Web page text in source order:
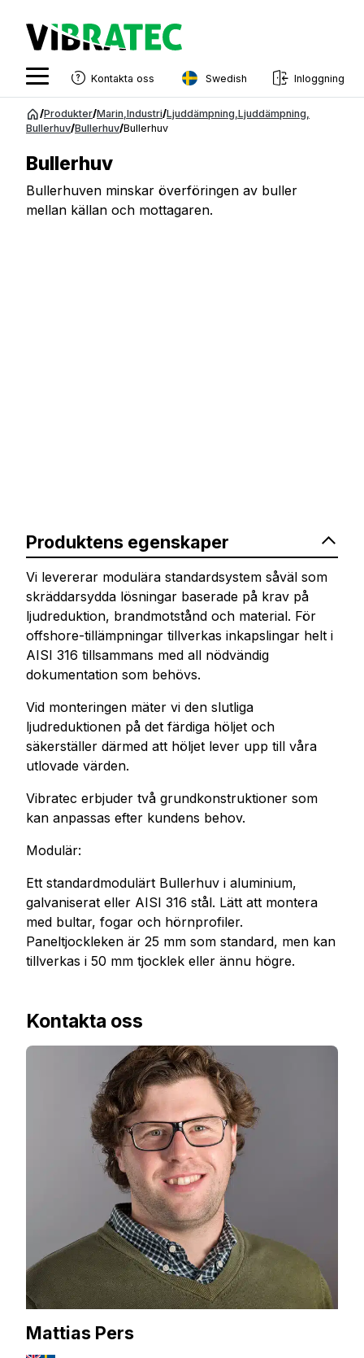
Hoppa
Kontakta oss Swedish
English
French
Inloggning
/Produkter/Marin Industri/Ljuddämpning Ljuddämpning
Bullerhuv/Bullerhuv/Bullerhuv
Bullerhuv
Bullerhuven minskar överföringen av buller
mellan källan och mottagaren.
Produktens egenskaper
Vi levererar modulära standardsystem såväl som
skräddarsydda lösningar baserade på krav på
ljudreduktion, brandmotstånd och material. För
offshore-tillämpningar tillverkas inkapslingar helt i
AISI 316 tillsammans med all nödvändig
dokumentation som behövs.
Vid monteringen mäter vi den slutliga
ljudreduktionen på det färdiga höljet och
säkerställer därmed att höljet lever upp till våra
utlovade värden.
Vibratec erbjuder två grundkonstruktioner som
kan anpassas efter kundens behov.
Modulär:
Ett standardmodulärt Bullerhuv i aluminium,
galvaniserat eller AISI 316 stål. Lätt att montera
med bultar, fogar och hörnprofiler.
Paneltjockleken är 25 mm som standard, men kan
tillverkas i 50 mm tjocklek eller ännu högre.
Kontakta oss
Mattias Pers